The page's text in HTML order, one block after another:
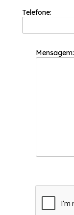
Telefone:
Mensagem: